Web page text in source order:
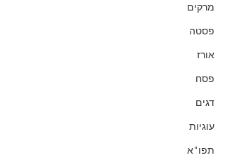
מרקים
פסטה
אורז
פסח
דגים
עוגיות
תפו"א